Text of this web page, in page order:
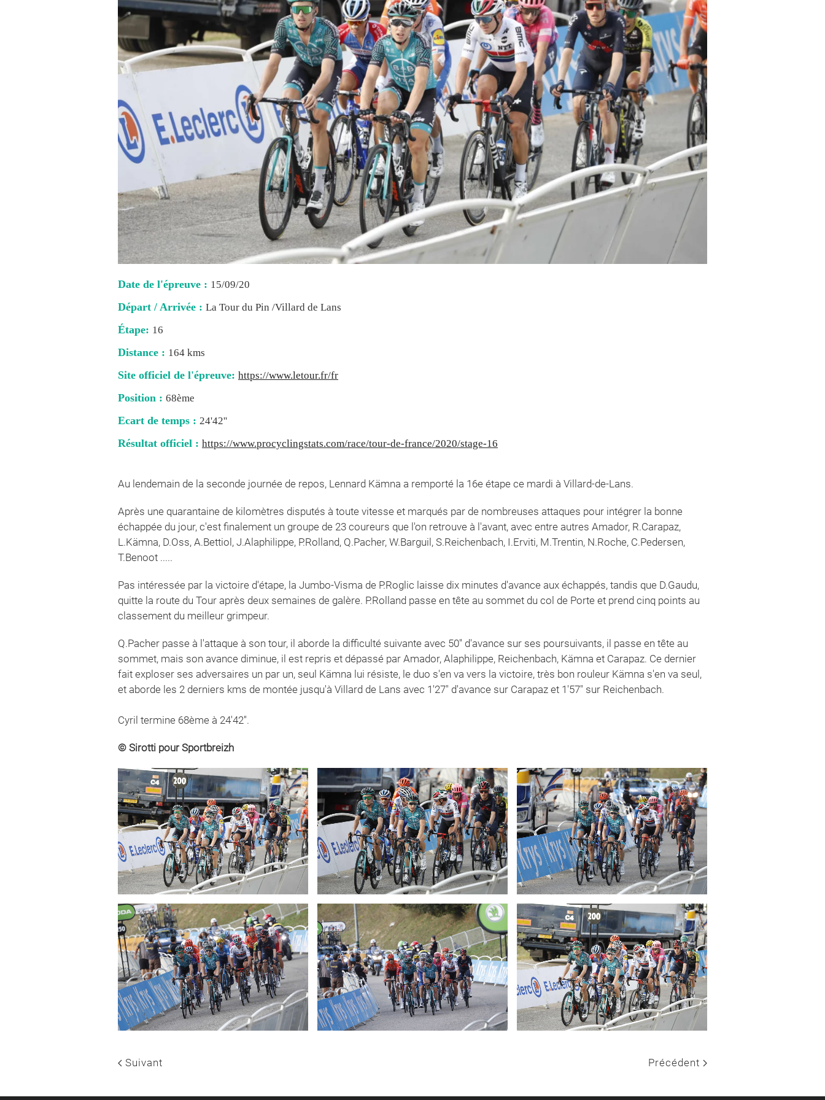
Date de l'épreuve : 15/09/20
Départ / Arrivée : La Tour du Pin /Villard de Lans
Étape: 16
Distance : 164 kms
Site officiel de l'épreuve: https://www.letour.fr/fr
Position : 68ème
Ecart de temps : 24'42''
Résultat officiel : https://www.procyclingstats.com/race/tour-de-france/2020/stage-16
Au lendemain de la seconde journée de repos, Lennard Kämna a remporté la 16e étape ce mardi à Villard-de-Lans.
Après une quarantaine de kilomètres disputés à toute vitesse et marqués par de nombreuses attaques pour intégrer la bonne
échappée du jour, c'est finalement un groupe de 23 coureurs que l'on retrouve à l'avant, avec entre autres Amador, R.Carapaz,
L.Kämna, D.Oss, A.Bettiol, J.Alaphilippe, P.Rolland, Q.Pacher, W.Barguil, S.Reichenbach, I.Erviti, M.Trentin, N.Roche, C.Pedersen,
T.Benoot .....
Pas intéressée par la victoire d'étape, la Jumbo-Visma de P.Roglic laisse dix minutes d'avance aux échappés, tandis que D.Gaudu,
quitte la route du Tour après deux semaines de galère. P.Rolland passe en tête au sommet du col de Porte et prend cinq points au
classement du meilleur grimpeur.
Q.Pacher passe à l'attaque à son tour, il aborde la difficulté suivante avec 50'' d'avance sur ses poursuivants, il passe en tête au
sommet, mais son avance diminue, il est repris et dépassé par Amador, Alaphilippe, Reichenbach, Kämna et Carapaz. Ce dernier
fait exploser ses adversaires un par un, seul Kämna lui résiste, le duo s'en va vers la victoire, très bon rouleur Kämna s'en va seul,
et aborde les 2 derniers kms de montée jusqu'à Villard de Lans avec 1'27" d'avance sur Carapaz et 1'57" sur Reichenbach.
Cyril termine 68ème à 24'42''.
© Sirotti pour Sportbreizh
Suivant Précédent